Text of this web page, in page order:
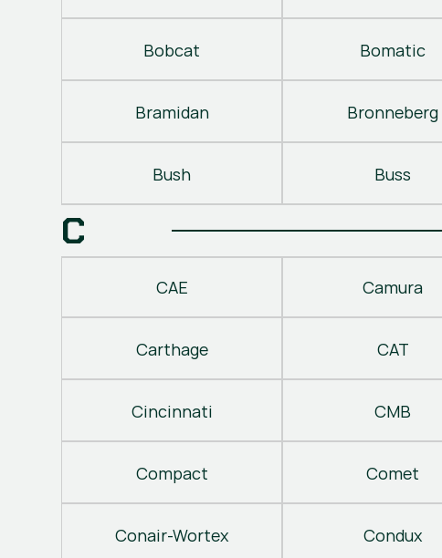
Bobcat Bomatic
Bramidan Bronneberg
Bush Buss
C
CAE Camura
Carthage CAT
Cincinnati CMB
Compact Comet
Conair-Wortex Condux